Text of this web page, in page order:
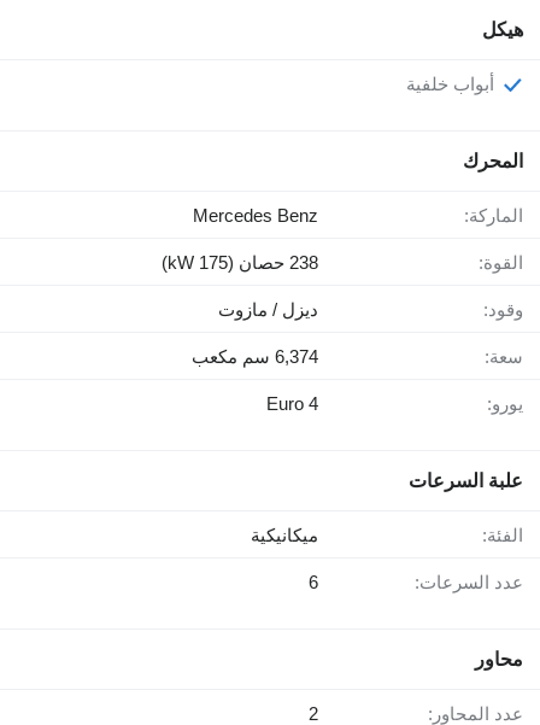
هيكل
أبواب خلفية
المحرك
الماركة: Mercedes Benz
القوة: 238 حصان (175 kW)
وقود: ديزل / مازوت
سعة: 6,374 سم مكعب
يورو: Euro 4
علبة السرعات
الفئة: ميكانيكية
عدد السرعات: 6
محاور
عدد المحاور: 2